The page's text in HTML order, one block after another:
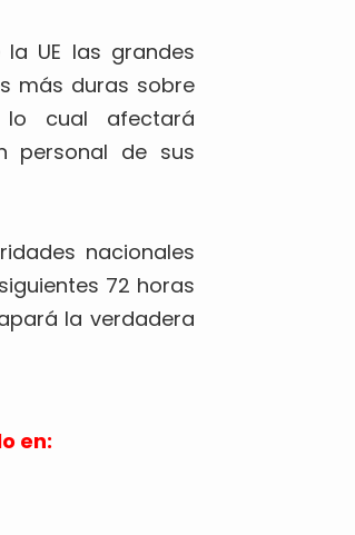
UE las grandes
más duras sobre
cual afectará
personal de sus
nacionales
72 horas
la verdadera
en: